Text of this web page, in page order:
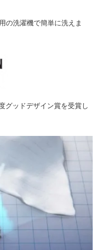
の洗濯機で簡単に洗えま
グッドデザイン賞を受賞し